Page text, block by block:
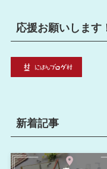
応援お願いします
新着記事